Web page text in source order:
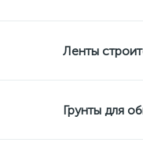
Ленты
Грунты для